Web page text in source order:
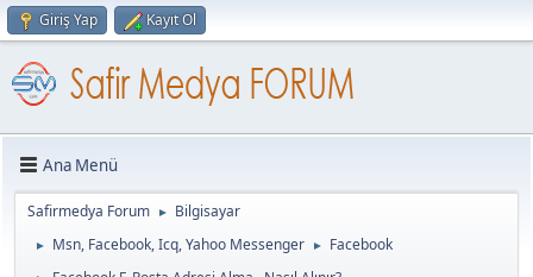
Giriş Yap Kayıt Ol
Ana Menü
Safirmedya Forum ► Bilgisayar
► Msn, Facebook, Icq, Yahoo Messenger ► Facebook